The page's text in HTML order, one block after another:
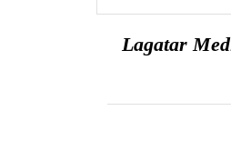
Lagatar